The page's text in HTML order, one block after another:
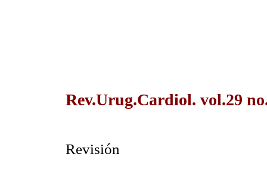
Rev.Urug.Cardiol. vol.29
Revisión